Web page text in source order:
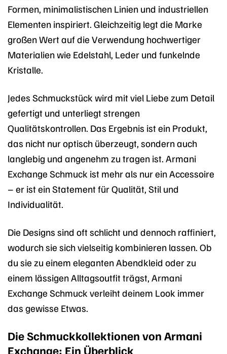
Formen, minimalistischen Linien und industriellen
Elementen inspiriert. Gleichzeitig legt die Marke
großen Wert auf die Verwendung hochwertiger
Materialien wie Edelstahl, Leder und funkelnde
Kristalle.
Jedes Schmuckstück wird mit viel Liebe zum Detail
gefertigt und unterliegt strengen
Qualitätskontrollen. Das Ergebnis ist ein Produkt,
das nicht nur optisch überzeugt, sondern auch
langlebig und angenehm zu tragen ist. Armani
Exchange Schmuck ist mehr als nur ein Accessoire
– er ist ein Statement für Qualität, Stil und
Individualität.
Die Designs sind oft schlicht und dennoch raffiniert,
wodurch sie sich vielseitig kombinieren lassen. Ob
du sie zu einem eleganten Abendkleid oder zu
einem lässigen Alltagsoutfit trägst, Armani
Exchange Schmuck verleiht deinem Look immer
das gewisse Etwas.
Die Schmuckkollektionen von Armani
Exchange: Ein Überblick